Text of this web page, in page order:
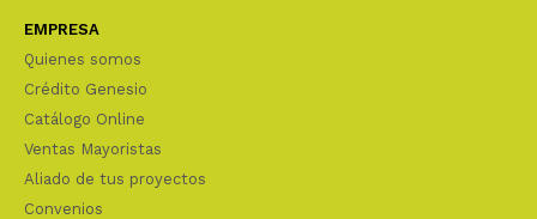
EMPRESA
Quienes somos
Crédito Genesio
Catálogo Online
Ventas Mayoristas
Aliado de tus proyectos
Convenios